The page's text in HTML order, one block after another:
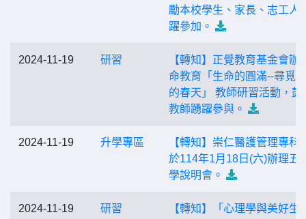
勵本校學生、家長、志工人
躍參加。
2024-11-19 研習
【轉知】正覺教育基金會辦
命教育「生命的圓滿--尋覓
的春天」 教師研習活動，鼓
教師踴躍參與。
2024-11-19 升學專區
【轉知】崇仁醫護管理專科
於114年1月18日(六)辦理五
學說明會。
2024-11-19 研習 【轉知】「心理學與美好生